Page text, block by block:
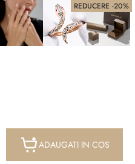
REDUCERE -20%
Ambalaj gratuit
ADAUGATI IN COS